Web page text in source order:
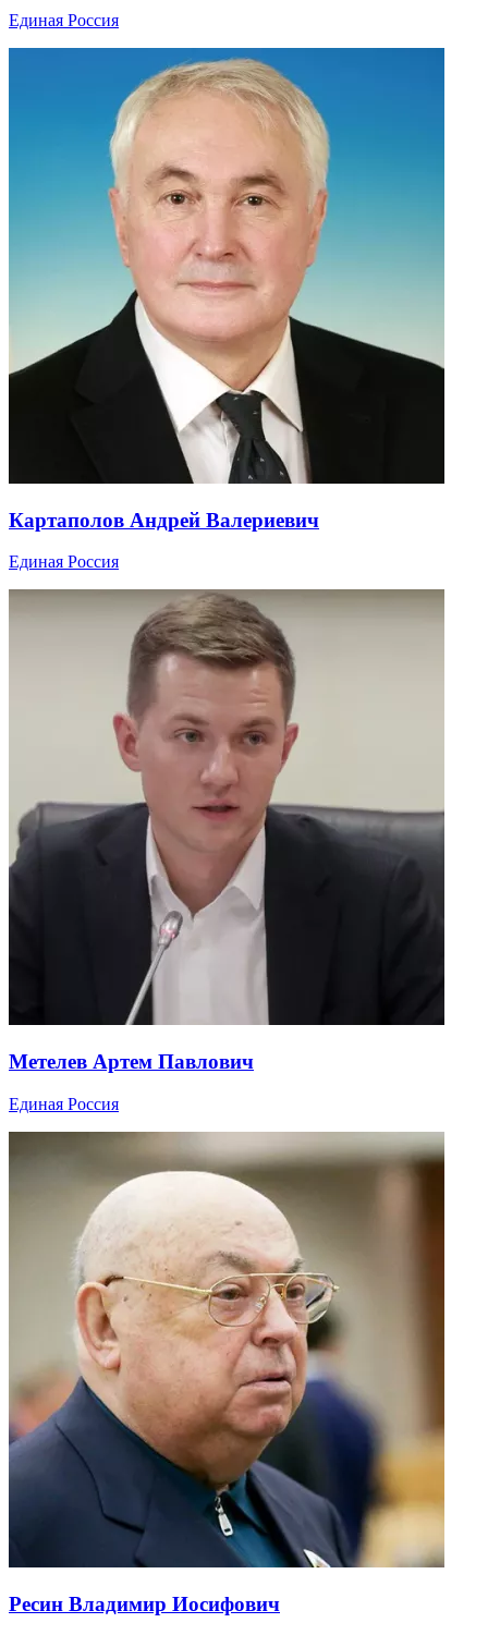
Единая Россия
Картаполов Андрей Валериевич
Единая Россия
Метелев Артем Павлович
Единая Россия
Ресин Владимир Иосифович